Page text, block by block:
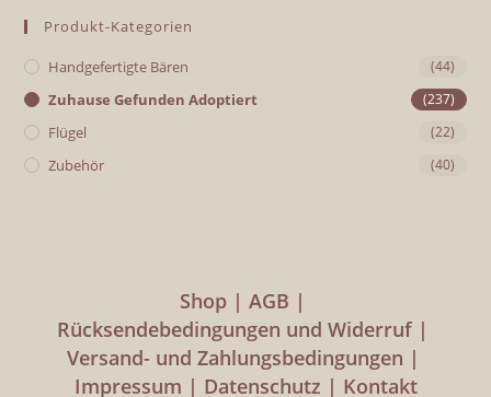
Produkt-Kategorien
Handgefertigte Bären (44)
Zuhause Gefunden Adoptiert (237)
Flügel (22)
Zubehör (40)
Shop
AGB
Rücksendebedingungen und Widerruf
Versand- und Zahlungsbedingungen
Impressum
Datenschutz Kontakt